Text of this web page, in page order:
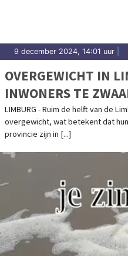
9 december 2024, 14:01 uur
OVERGEWICHT IN
INWONERS TE
LIMBURG - Ruim de helft van de
overgewicht, wat betekent dat hun
provincie zijn in [...]